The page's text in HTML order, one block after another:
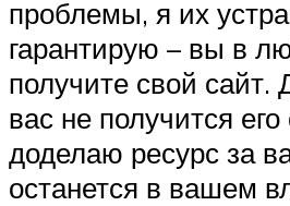
проблемы, я их
гарантирую – вы в
получите свой сайт.
вас не получится
доделаю ресурс за
останется в вашем